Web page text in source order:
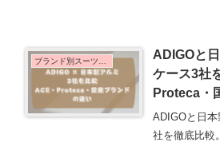
ADIGOと
ケース3社
Proteca・
は？
ADIGOと日
社を徹底比較